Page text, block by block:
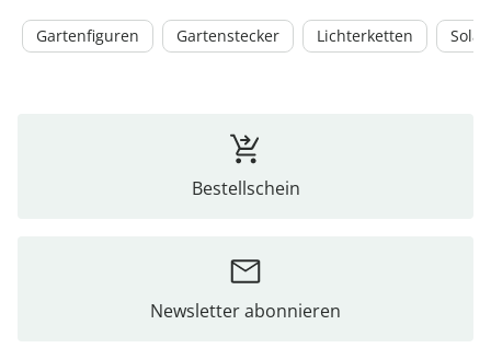
Gartenfiguren Gartenstecker Lichterketten
Bestellschein
Newsletter abonnieren